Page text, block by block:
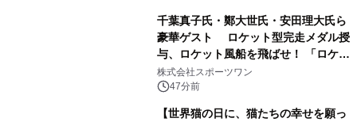
千葉真子氏・鄭大世氏・安田理大氏ら
豪華ゲスト ロケット型完走メダル授
与、ロケット風船を飛ばせ！ 「ロケッ
トマラソン2026」開催
株式会社スポーツワン
47分前
【世界猫の日に、猫たちの幸せを願っ